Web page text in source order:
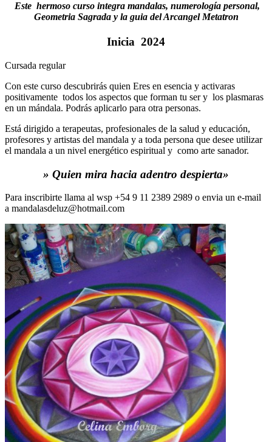
Este hermoso curso integra mandalas, numerología personal,
Geometria Sagrada y la guia del Arcangel Metatron
Inicia 2024
Cursada regular
Con este curso descubrirás quien Eres en esencia y activaras
positivamente todos los aspectos que forman tu ser y los plasmaras
en un mándala. Podrás aplicarlo para otra personas.
Está dirigido a terapeutas, profesionales de la salud y educación,
profesores y artistas del mandala y a toda persona que desee utilizar
el mandala a un nivel energético espiritual y como arte sanador.
» Quien mira hacia adentro despierta»
Para inscribirte llama al wsp +54 9 11 2389 2989 o envia un e-mail
a mandalasdeluz@hotmail.com